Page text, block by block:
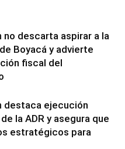
no descarta aspirar a la
Boyacá y advierte
fiscal del
destaca ejecución
la ADR y asegura que
estratégicos para